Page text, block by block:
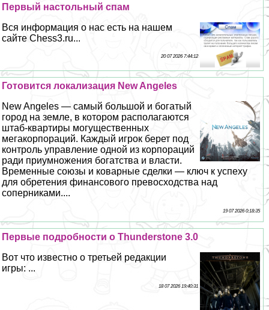
Первый настольный спам
Вся информация о нас есть на нашем
сайте Chess3.ru...
20 07 2026 7:44:12
Готовится локализация New Angeles
New Angeles — самый большой и богатый
город на земле, в котором располагаются
штаб-квартиры могущественных
мегакорпораций. Каждый игрок берет под
контроль управление одной из корпораций
ради приумножения богатства и власти.
Временные союзы и коварные сделки — ключ к успеху
для обретения финансового превосходства над
соперниками....
19 07 2026 0:18:35
Первые подробности о Thunderstone 3.0
Вот что известно о третьей редакции
игры: ...
18 07 2026 19:40:31